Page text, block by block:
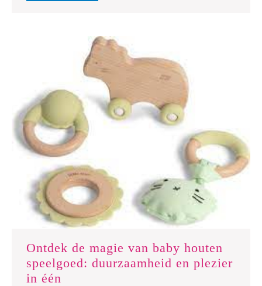
Full
Ontdek de magie van baby houten
speelgoed: duurzaamheid en plezier
in één